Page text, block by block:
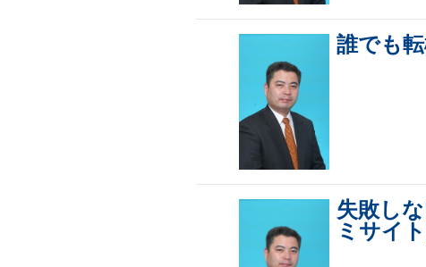
誰でも
失敗し
ミサイ